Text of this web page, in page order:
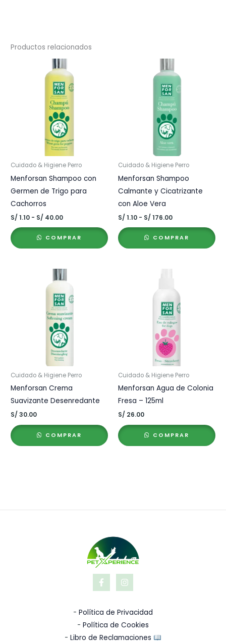
Productos relacionados
Cuidado & Higiene Perro
Menforsan Shampoo con
Germen de Trigo para
Cachorros
S/ 1.10 - S/ 40.00Rango
desde
S/ 1.10
COMPRAR
Cuidado & Higiene Perro
Menforsan Shampoo
Calmante y Cicatrizante
con Aloe Vera
S/ 1.10 - S/ 176.00Rango
desde
S/ 1.10
COMPRAR
Cuidado & Higiene Perro
Menforsan Crema
Suavizante Desenredante
S/ 30.00
COMPRAR
Cuidado & Higiene Perro
Menforsan Agua de Colonia
Fresa – 125ml
S/ 26.00
COMPRAR
- Política de Privacidad
- Política de Cookies
-Libro de Reclamaciones